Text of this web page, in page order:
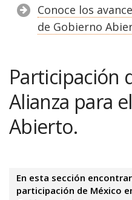
Conoce los
de Gobierno
Participación
Alianza para
Abierto.
En esta sección
participación de México